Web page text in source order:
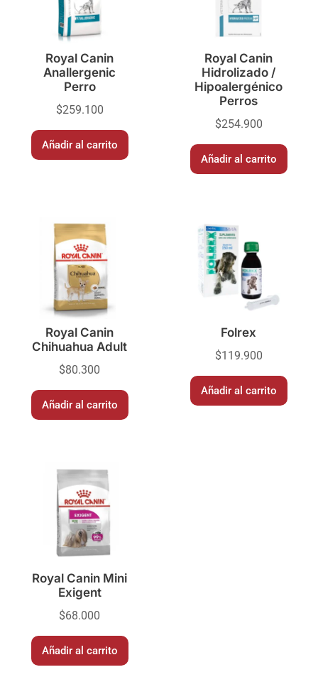
Royal Canin
Anallergenic
Perro
$259.100
Añadir al carrito
Royal Canin
Hidrolizado /
Hipoalergénico
Perros
$254.900
Añadir al carrito
Royal Canin
Chihuahua Adult
$80.300
Añadir al carrito
Folrex
$119.900
Añadir al carrito
Royal Canin Mini
Exigent
$68.000
Añadir al carrito